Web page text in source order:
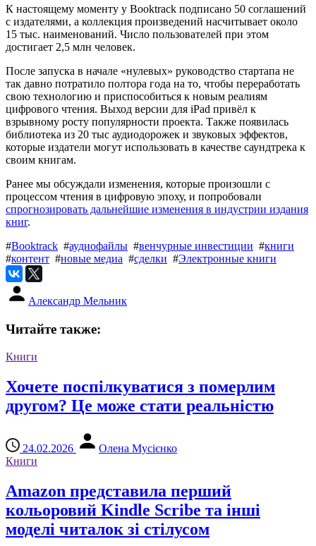
К настоящему моменту у Booktrack подписано 50 соглашений
с издателями, а коллекция произведений насчитывает около
15 тыс. наименований. Число пользователей при этом
достигает 2,5 млн человек.
После запуска в начале «нулевых» руководство стартапа не
так давно потратило полтора года на то, чтобы переработать
свою технологию и приспособиться к новым реалиям
цифрового чтения. Выход версии для iPad привёл к
взрывному росту популярности проекта. Также появилась
библиотека из 20 тыс аудиодорожек и звуковых эффектов,
которые издатели могут использовать в качестве саундтрека к
своим книгам.
Ранее мы обсуждали изменения, которые произошли с
процессом чтения в цифровую эпоху, и попробовали
спрогнозировать дальнейшие изменения в индустрии издания
книг.
#Booktrack #аудиофайлы #венчурные инвестиции #книги
#контент #новые медиа #сделки #Электронные книги
Александр Мельник
Читайте также:
Книги
Хочете поспілкуватися з померлим
другом? Це може стати реальністю
24.02.2026
Олена Мусієнко
Книги
Amazon представила перший
кольоровий Kindle Scribe та інші
моделі читалок зі стілусом